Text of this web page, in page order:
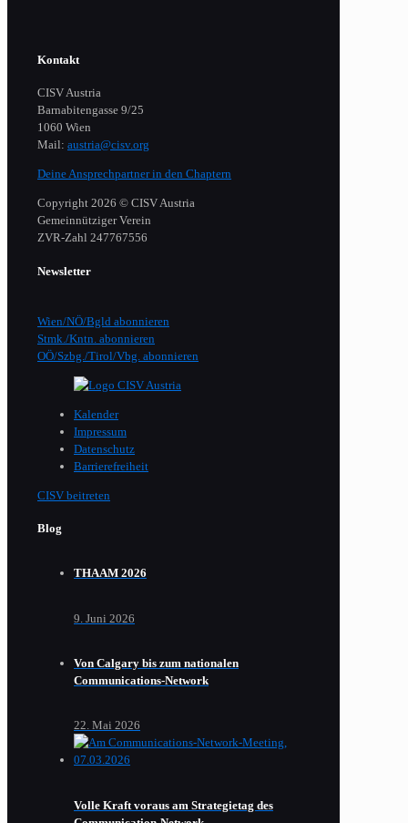
Kontakt
CISV Austria
Barnabitengasse 9/25
1060 Wien
Mail: austria@cisv.org
Deine Ansprechpartner in den Chaptern
Copyright 2026 © CISV Austria
Gemeinnütziger Verein
​ZVR-Zahl 247767556
Newsletter
Wien/NÖ/Bgld abonnieren
Stmk./Kntn. abonnieren
OÖ/Szbg./Tirol/Vbg. abonnieren
Kalender
Impressum
Datenschutz
Barrierefreiheit
CISV beitreten
Blog
THAAM 2026
9. Juni 2026
Von Calgary bis zum nationalen
Communications-Network
22. Mai 2026
Volle Kraft voraus am Strategietag des